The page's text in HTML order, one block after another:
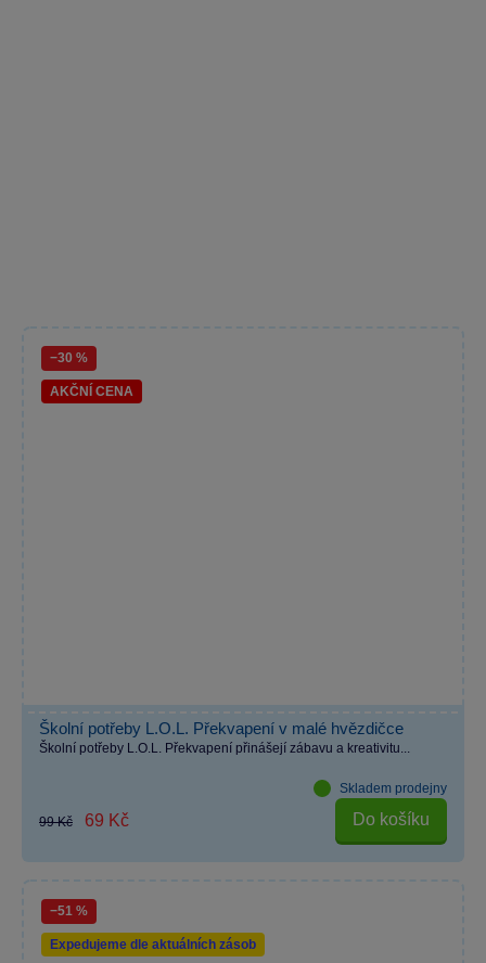
−30 %
AKČNÍ CENA
Školní potřeby L.O.L. Překvapení v malé hvězdičce
Školní potřeby L.O.L. Překvapení přinášejí zábavu a kreativitu...
Skladem prodejny
99 Kč 69 Kč Do košíku
−51 %
Expedujeme dle aktuálních zásob